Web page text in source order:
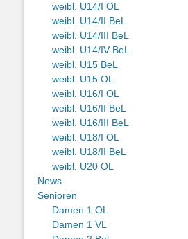
weibl. U14/I OL
weibl. U14/II BeL
weibl. U14/III BeL
weibl. U14/IV BeL
weibl. U15 BeL
weibl. U15 OL
weibl. U16/I OL
weibl. U16/II BeL
weibl. U16/III BeL
weibl. U18/I OL
weibl. U18/II BeL
weibl. U20 OL
News
Senioren
Damen 1 OL
Damen 1 VL